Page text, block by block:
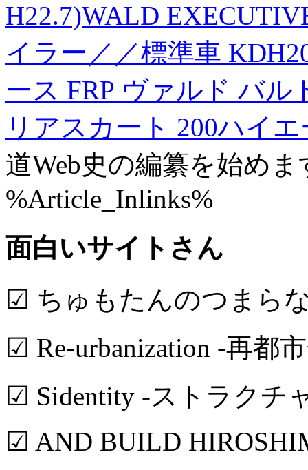
H22.7)WALD
イラー／／標準車
ース FRP ヴァルド バ
リアスカート 200ハイ
道Web史の編纂を始めま
%Article_Inlinks%
面白いサイトさん
☑ ちゅもたんのつまら
☑ Re-urbanization -再都
☑ Sidentity -ストラクチ
☑ AND BUILD